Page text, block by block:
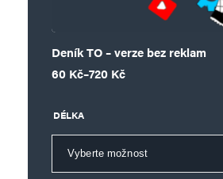
Deník TO – verze bez reklam
60 Kč–720 Kč
Rozpětí cen: 60 Kč až 720 Kč
DÉLKA